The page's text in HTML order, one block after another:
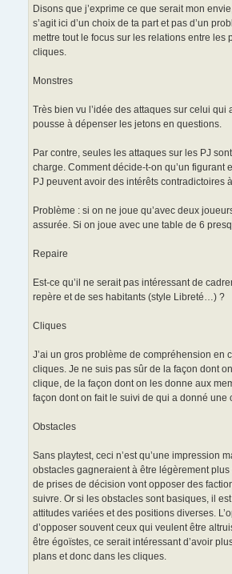
Disons que j’exprime ce que serait mon
s’agit ici d’un choix de ta part et pas d’un
mettre tout le focus sur les relations entre les
cliques.
Monstres
Très bien vu l’idée des attaques sur celui qui
pousse à dépenser les jetons en questions.
Par contre, seules les attaques sur les PJ
charge. Comment décide-t-on qu’un figurant
PJ peuvent avoir des intérêts contradictoires
Problème : si on ne joue qu’avec deux
assurée. Si on joue avec une table de 6
Repaire
Est-ce qu’il ne serait pas intéressant de
repère et de ses habitants (style Libreté…) ?
Cliques
J’ai un gros problème de compréhension en
cliques. Je ne suis pas sûr de la façon dont
clique, de la façon dont on les donne aux
façon dont on fait le suivi de qui a donné une
Obstacles
Sans playtest, ceci n’est qu’une impression
obstacles gagneraient à être légèrement
de prises de décision vont opposer des
suivre. Or si les obstacles sont basiques, il
attitudes variées et des positions diverses.
d’opposer souvent ceux qui veulent être
être égoïstes, ce serait intéressant d’avoir
plans et donc dans les cliques.